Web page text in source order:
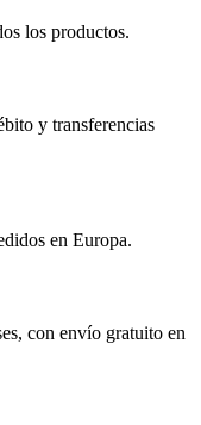
los productos.
y transferencias
en Europa.
con envío gratuito en